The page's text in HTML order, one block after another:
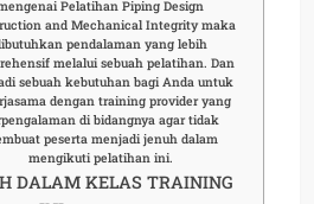
Pelatihan Piping Design
and Mechanical Integrity maka
pendalaman yang lebih
melalui sebuah pelatihan. Dan
sebuah kebutuhan bagi Anda untuk
dengan training provider yang
di bidangnya agar tidak
peserta menjadi jenuh dalam
mengikuti pelatihan ini.
DALAM KELAS TRAINING